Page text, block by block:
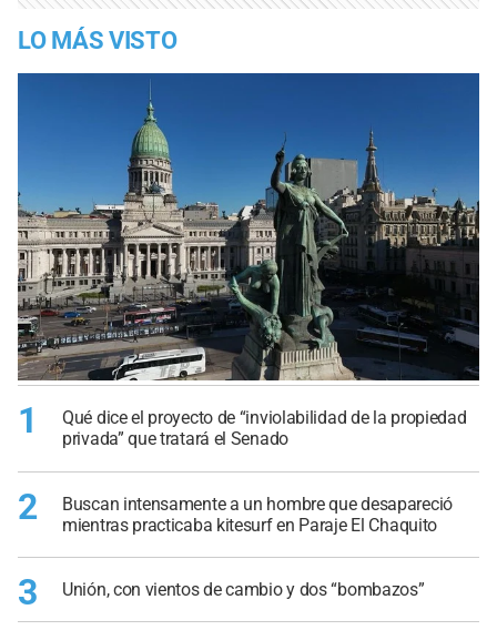
LO MÁS VISTO
1
Qué dice el proyecto de “inviolabilidad de la propiedad
privada” que tratará el Senado
2
Buscan intensamente a un hombre que desapareció
mientras practicaba kitesurf en Paraje El Chaquito
3 Unión, con vientos de cambio y dos “bombazos”